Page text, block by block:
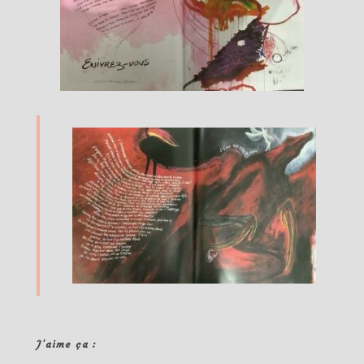
J’aime ça :